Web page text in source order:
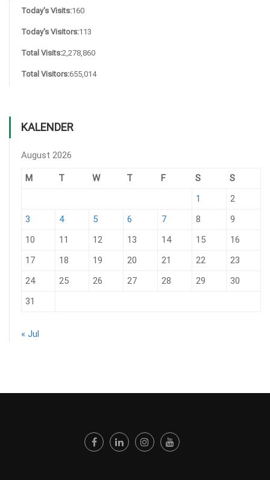
Today's Visits:160
Today's Visitors:113
Total Visits:2,278,860
Total Visitors:655,014
KALENDER
August 2026
M T W T F S
S
1
2
3
4 5 6 7 8
9
10
11 12 13 14 15
16
17
18 19 20 21 22
23
24
25 26 27 28 29
30
31
« Jul